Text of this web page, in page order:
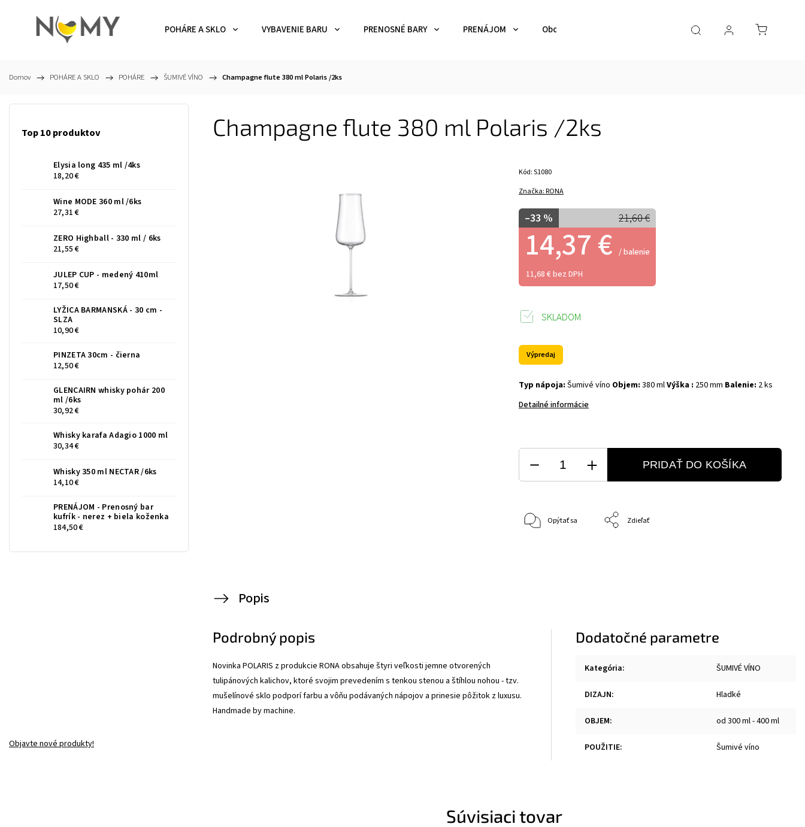
POHÁRE A SKLO VYBAVENIE BARU PRENOSNÉ BARY PRENÁJOM Obchodné podmienky Kontaktujte nás
Domov / POHÁRE A SKLO / POHÁRE / ŠUMIVÉ VÍNO / Champagne flute 380 ml Polaris /2ks
Top 10 produktov
Elysia long 435 ml /4ks
18,20 €
Wine MODE 360 ml /6ks
27,31 €
ZERO Highball - 330 ml / 6ks
21,55 €
JULEP CUP - medený 410ml
17,50 €
LYŽICA BARMANSKÁ - 30 cm -
SLZA
10,90 €
PINZETA 30cm - čierna
12,50 €
GLENCAIRN whisky pohár 200
ml /6ks
30,92 €
Whisky karafa Adagio 1000 ml
30,34 €
Whisky 350 ml NECTAR /6ks
14,10 €
PRENÁJOM - Prenosný bar
kufrík - nerez + biela koženka
184,50 €
Objavte nové produkty!
Champagne flute 380 ml Polaris /2ks
Značka:RONA
21,60 €
–33 %
14,37 € / balenie
11,68 € bez DPH
Kód:S1080
Typ nápoja: Šumivé víno Objem: 380 mlVýška : 250 mm Balenie: 2 ks
Detailné informácie
Výpredaj
SKLADOM
PRIDAŤ DO KOŠÍKA
Opýtať sa Zdieľať
Popis
Podrobný popis
Novinka POLARIS z produkcie RONA obsahuje štyri veľkosti jemne otvorených
tulipánových kalichov, ktoré svojim prevedením s tenkou stenou a štíhlou nohou - tzv.
mušelínové sklo podporí farbu a vôňu podávaných nápojov a prinesie pôžitok z luxusu.
Handmade by machine.
Dodatočné parametre
Kategória: ŠUMIVÉ VÍNO
DIZAJN: Hladké
OBJEM: od 300 ml - 400 ml
POUŽITIE: Šumivé víno
Súvisiaci tovar